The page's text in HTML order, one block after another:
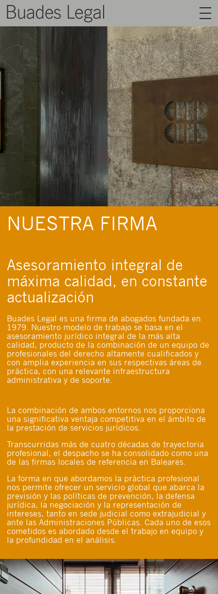
BUADES LEGAL
ÁREAS
TALENTO
ACTUALIDAD
ESPAÑOL
NUESTRA FIRMA
Asesoramiento integral de
máxima calidad, en constante
actualización
Buades Legal es una firma de abogados fundada en
1979. Nuestro modelo de trabajo se basa en el
asesoramiento jurídico integral de la más alta
calidad, producto de la combinación de un equipo de
profesionales del derecho altamente cualificados y
con amplia experiencia en sus respectivas áreas de
práctica, con una relevante infraestructura
administrativa y de soporte.
La combinación de ambos entornos nos proporciona
una significativa ventaja competitiva en el ámbito de
la prestación de servicios jurídicos.
Transcurridas más de cuatro décadas de trayectoria
profesional, el despacho se ha consolidado como una
de las firmas locales de referencia en Baleares.
La forma en que abordamos la práctica profesional
nos permite ofrecer un servicio global que abarca la
previsión y las políticas de prevención, la defensa
jurídica, la negociación y la representación de
intereses, tanto en sede judicial como extrajudicial y
ante las Administraciones Públicas. Cada uno de esos
cometidos es abordado desde el trabajo en equipo y
la profundidad en el análisis.
Cerrar